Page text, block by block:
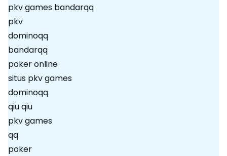
pkv games bandarqq
pkv
dominoqq
bandarqq
poker online
situs pkv games
dominoqq
qiu qiu
pkv games
qq
poker